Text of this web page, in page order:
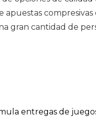
gran cantidad de
entregas de